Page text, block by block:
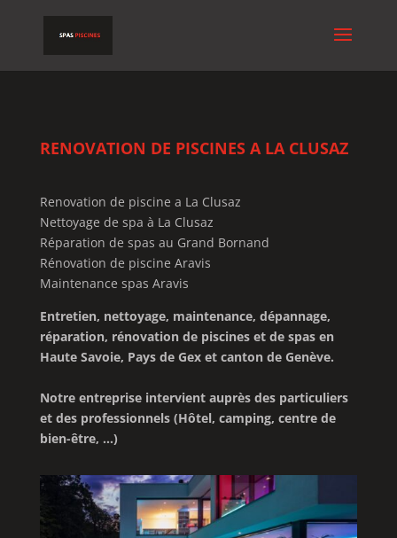
RENOVATION DE PISCINES A LA CLUSAZ
Renovation de piscine a La Clusaz
Nettoyage de spa à La Clusaz
Réparation de spas au Grand Bornand
Rénovation de piscine Aravis
Maintenance spas Aravis
Entretien, nettoyage, maintenance, dépannage,
réparation, rénovation de piscines et de spas en
Haute Savoie, Pays de Gex et canton de Genève.
Notre entreprise intervient auprès des particuliers
et des professionnels (Hôtel, camping, centre de
bien-être, …)